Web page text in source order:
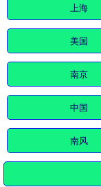
上海
美国
南京
中国
南风